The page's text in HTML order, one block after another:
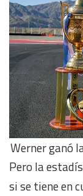
Werner ganó
Pero la
si se tiene en